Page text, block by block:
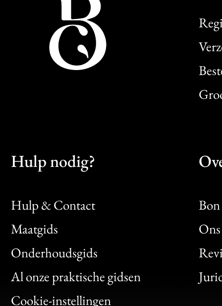
Hulp nodig?
Hulp & Contact
Maatgids
Onderhoudsgids
Al onze praktische gidsen
Cookie-instellingen
Bon
Clic